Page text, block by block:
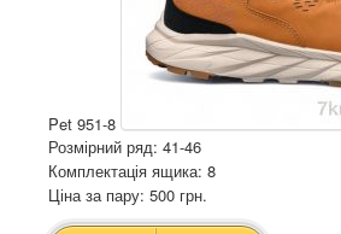
Pet 951-8
Розмірний ряд: 41-46
Комплектація ящика: 8
Ціна за пару: 500 грн.